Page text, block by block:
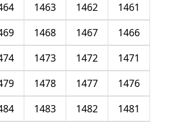
1461
1462
1463
1466
1467
1468
1471
1472
1473
1476
1477
1478
1481
1482
1483